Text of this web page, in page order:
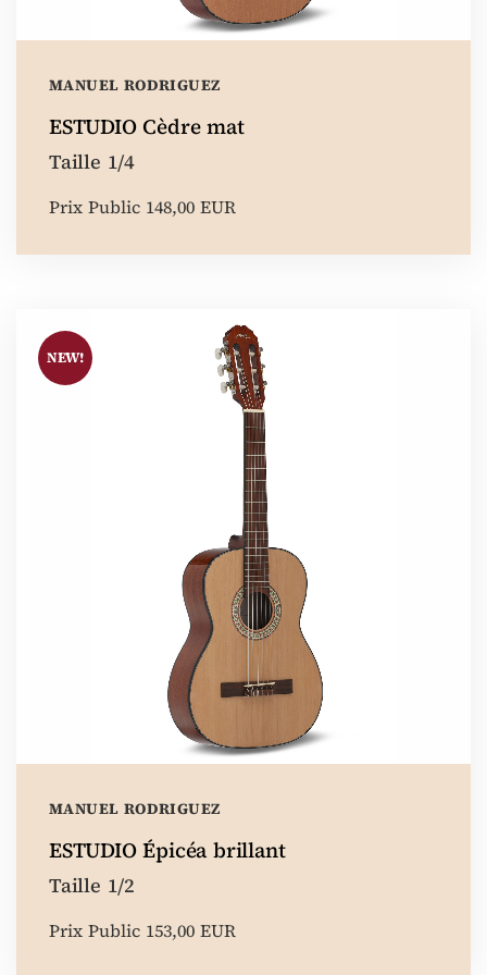
MANUEL RODRIGUEZ
ESTUDIO Cèdre mat
Taille 1/4
Prix Public 148,00 EUR
MANUEL RODRIGUEZ
ESTUDIO Épicéa brillant
Taille 1/2
Prix Public 153,00 EUR
NEW!